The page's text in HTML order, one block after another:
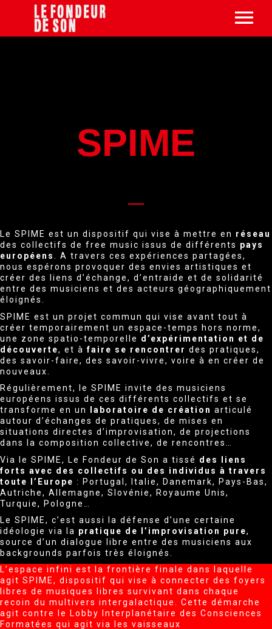
ZCLAM! Fest (sept 2022)
SHARE (2020-2022)
SPIME#4 (octobre 2020)
SPIME#3 (mars 2019)
LFDS Micro SPIME Series
La jam d’impro libre du Fondeur
QUI SOMMES-NOUS ?
Manifeste
Booking/Contact
SPIME
Le SPIME est un dispositif qui vise à mettre en réseau
des collectifs de free music issus de différents pays
européens. A travers ces expériences partagées,
nous espérons provoquer des envies artistiques et
créer des liens d’échange, d’entraide et de solidarité
entre des musiciens et des acteurs géographiquement
éloignés.
SPIME est un projet commun qui vise avant tout à
créer temporairement un espace-temps hors norme,
une zone spatio-temporelle d’expérimentation et de
découverte, et àfaire se rencontrer des pratiques,
des savoir-faire, des savoir-vivre, voire à en créer de
nouveaux.
Régulièrement, le SPIME invite des musiciens
européens issus de ces différents collectifs et se
transforme en un
laboratoire de création articulé
autour d’échanges de pratiques, de mises en
situations directes d’improvisation, de projections
dans la composition collective, de rencontres…
Via le SPIME, Le Fondeur de Son a tissé des liens
forts avec des collectifs ou des individus à travers
toute l’Europe : Portugal, Italie, Danemark, Pays-Bas,
Autriche, Allemagne, Slovénie, Royaume Unis,
Turquie, Pologne…
Le SPIME, c’est aussi la défense d’une certaine
idéologie via la pratique de l’improvisation pure,
source d’un dialogue libre entre des musiciens aux
backgrounds parfois très éloignés.
L’espace infini est la frontière finale dans laquelle
agit SPIME, dispositif qui vise à connecter des foyers
libres de musiques libres survivant dans chaque
recoin du multivers intergalactique. Cette démarche
agit contre le Lobby Interplanétaire des Consciences
Formatées qui agit via les vaisseaux